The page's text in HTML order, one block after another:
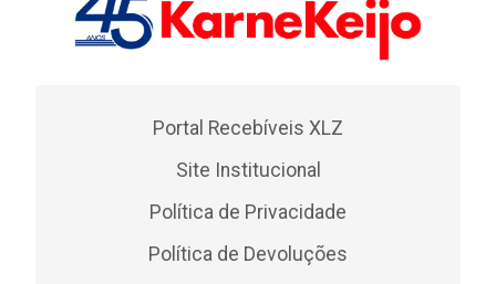
Portal Recebíveis XLZ
Site Institucional
Política de Privacidade
Política de Devoluções